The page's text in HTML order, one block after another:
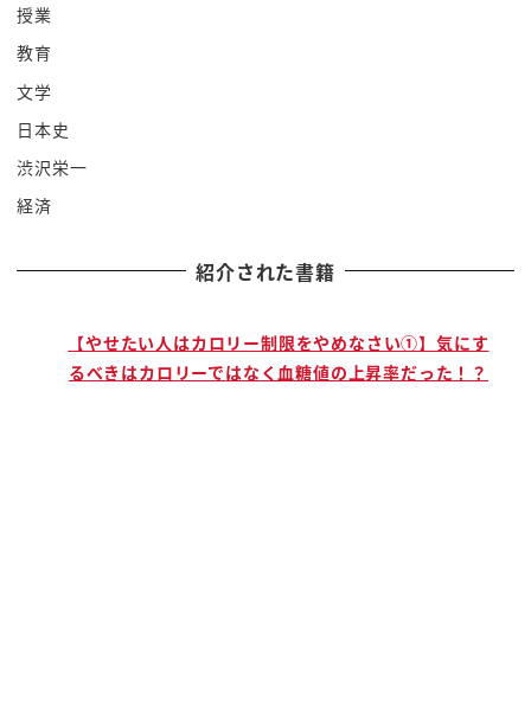
関係して税金だったら財務省っていう風に
ね みんながこう
担当はしてるけれども どこが主体なのか
ですね というので89年に
1.5７ショックが起こってから 今に
至るまで ショックがずっと続いてたら もう
なってるっていう典型じゃないですかね
サポートを打ち出すとともに その次の
ショックは所得の撤廃をしたんですね
授業
教育
文学
日本史
渋沢栄一
経済
紹介された書籍
【やせたい人はカロリー制限をやめなさい①】気にす
るべきはカロリーではなく血糖値の上昇率だった！？